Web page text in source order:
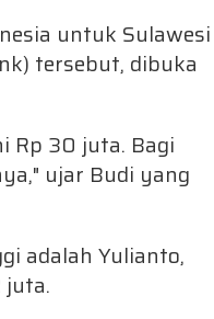
untuk Sulawesi
tersebut, dibuka
Rp 30 juta. Bagi
ujar Budi yang
adalah Yulianto,
juta.